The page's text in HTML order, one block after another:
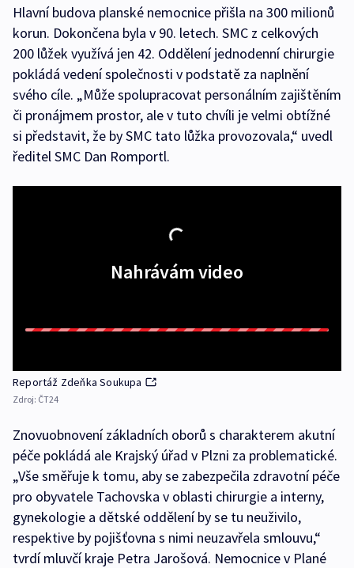
Hlavní budova planské nemocnice přišla na 300 milionů
korun. Dokončena byla v 90. letech. SMC z celkových
200 lůžek využívá jen 42. Oddělení jednodenní chirurgie
pokládá vedení společnosti v podstatě za naplnění
svého cíle. „Může spolupracovat personálním zajištěním
či pronájmem prostor, ale v tuto chvíli je velmi obtížné
si představit, že by SMC tato lůžka provozovala,“ uvedl
ředitel SMC Dan Romportl.
Nahrávám video
Reportáž Zdeňka Soukupa
Zdroj: ČT24
Znovuobnovení základních oborů s charakterem akutní
péče pokládá ale Krajský úřad v Plzni za problematické.
„Vše směřuje k tomu, aby se zabezpečila zdravotní péče
pro obyvatele Tachovska v oblasti chirurgie a interny,
gynekologie a dětské oddělení by se tu neuživilo,
respektive by pojišťovna s nimi neuzavřela smlouvu,“
tvrdí mluvčí kraje Petra Jarošová. Nemocnice v Plané